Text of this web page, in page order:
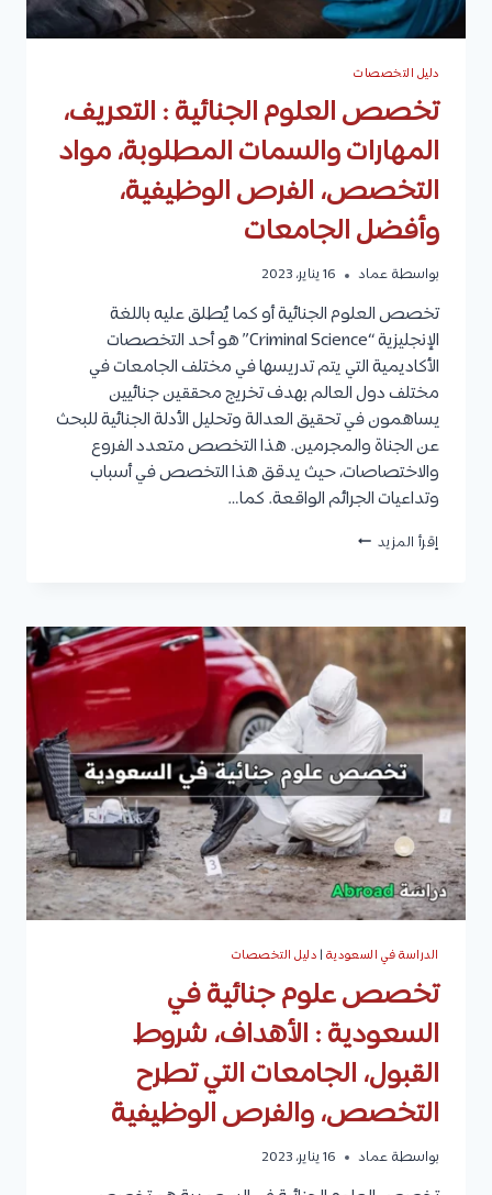
دليل التخصصات
تخصص العلوم الجنائية : التعريف،
المهارات والسمات المطلوبة، مواد
التخصص، الفرص الوظيفية،
وأفضل الجامعات
بواسطة عماد 16 يناير، 2023
تخصص العلوم الجنائية أو كما يُطلق عليه باللغة
الإنجليزية “Criminal Science” هو أحد التخصصات
الأكاديمية التي يتم تدريسها في مختلف الجامعات في
مختلف دول العالم بهدف تخريج محققين جنائيين
يساهمون في تحقيق العدالة وتحليل الأدلة الجنائية للبحث
عن الجناة والمجرمين. هذا التخصص متعدد الفروع
والاختصاصات، حيث يدقق هذا التخصص في أسباب
وتداعيات الجرائم الواقعة. كما…
إقرأ المزيد تخصص
التعريف،
المهارات
والسمات
المطلوبة،
مواد
التخصص،
الفرص
الوظيفية،
وأفضل
الجامعات
الدراسة في السعودية| دليل التخصصات
تخصص علوم جنائية في
السعودية : الأهداف، شروط
القبول، الجامعات التي تطرح
التخصص، والفرص الوظيفية
بواسطة عماد 16 يناير، 2023